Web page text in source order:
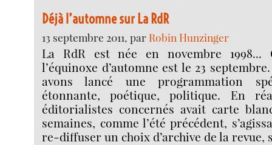
Déjà l’automne sur La RdR
13 septembre 2011, par Robin Hunzinger
La RdR est née en novembre 1998...
l’équinoxe d’automne est le 23
avons lancé une programmation
étonnante, poétique, politique. En
éditorialistes concernés avait carte
semaines, comme l’été précédent,
re-diffuser un choix d’archive de la revue,